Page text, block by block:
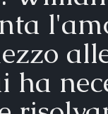
ha